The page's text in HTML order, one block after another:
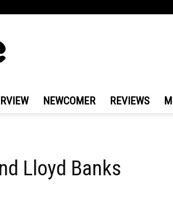
NEWCOMER REVIEWS
Lloyd Banks